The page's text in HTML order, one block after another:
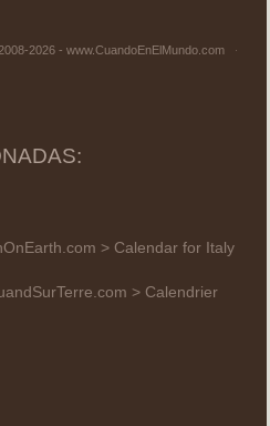
2026 - www.CuandoEnElMundo.com
> Calendar for Italy
> Calendrier